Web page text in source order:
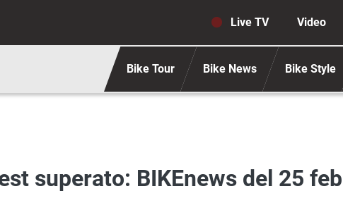
Live TV Video
Bike Tour Bike News Bike Style
superato: BIKEnews del 25